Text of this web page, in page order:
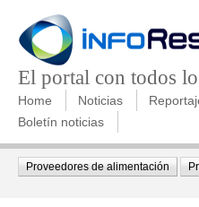
El portal con todos
Home Noticias
Boletín noticias
Proveedores de alimentación